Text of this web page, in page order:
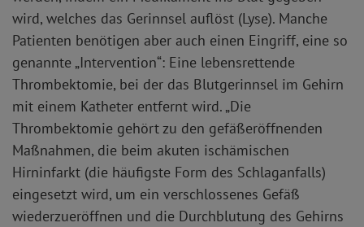
wird, welches das Gerinnsel auflöst (Lyse). Manche
Patienten benötigen aber auch einen Eingriff, eine so
genannte „Intervention“: Eine lebensrettende
Thrombektomie, bei der das Blutgerinnsel im Gehirn
mit einem Katheter entfernt wird. „Die
Thrombektomie gehört zu den gefäßeröffnenden
Maßnahmen, die beim akuten ischämischen
Hirninfarkt (die häufigste Form des Schlaganfalls)
eingesetzt wird, um ein verschlossenes Gefäß
wiederzueröffnen und die Durchblutung des Gehirns